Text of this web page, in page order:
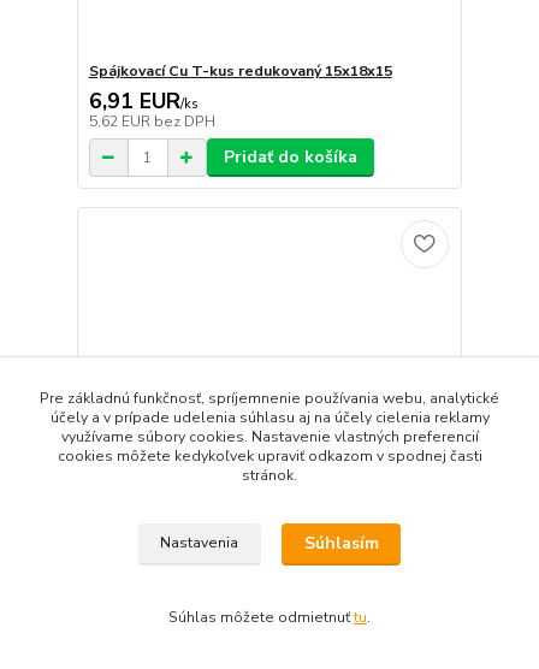
Spájkovací Cu T-kus redukovaný 15x18x15
6,91 EUR/ks
5,62 EUR bez DPH
Pridať do košíka
7,24 EUR/ks
Pre základnú funkčnosť, spríjemnenie používania webu, analytické
účely a v prípade udelenia súhlasu aj na účely cielenia reklamy
využívame súbory cookies. Nastavenie vlastných preferencií
cookies môžete kedykoľvek upraviť odkazom v spodnej časti
stránok.
Nastavenia Súhlasím
Súhlas môžete odmietnuťtu.